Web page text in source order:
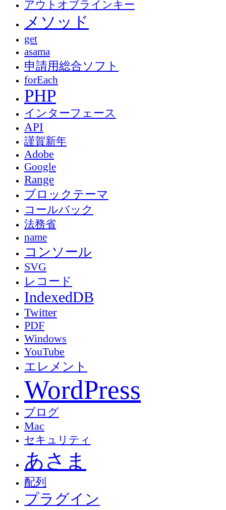
アウトオブラインキー
メソッド
get
asama
申請用総合ソフト
forEach
PHP
インターフェース
API
謹賀新年
Adobe
Google
Range
ブロックテーマ
コールバック
法務省
name
コンソール
SVG
レコード
IndexedDB
Twitter
PDF
Windows
YouTube
エレメント
WordPress
ブログ
Mac
セキュリティ
あさま
配列
プラグイン